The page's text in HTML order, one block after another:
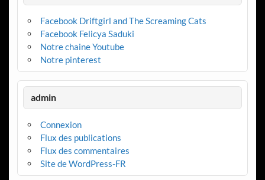
Facebook Driftgirl and The Screaming Cats
Facebook Felicya Saduki
Notre chaine Youtube
Notre pinterest
admin
Connexion
Flux des publications
Flux des commentaires
Site de WordPress-FR